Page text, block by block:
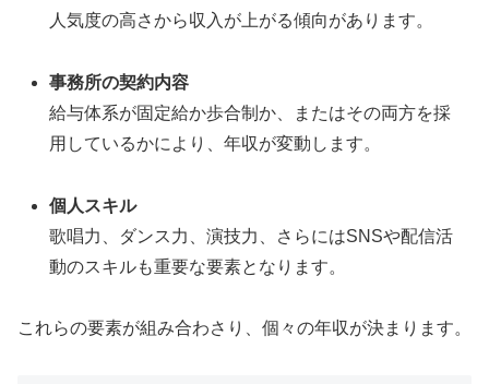
人気度の高さから収入が上がる傾向があります。
事務所の契約内容
給与体系が固定給か歩合制か、またはその両方を採
用しているかにより、年収が変動します。
個人スキル
歌唱力、ダンス力、演技力、さらにはSNSや配信活
動のスキルも重要な要素となります。
これらの要素が組み合わさり、個々の年収が決まります。